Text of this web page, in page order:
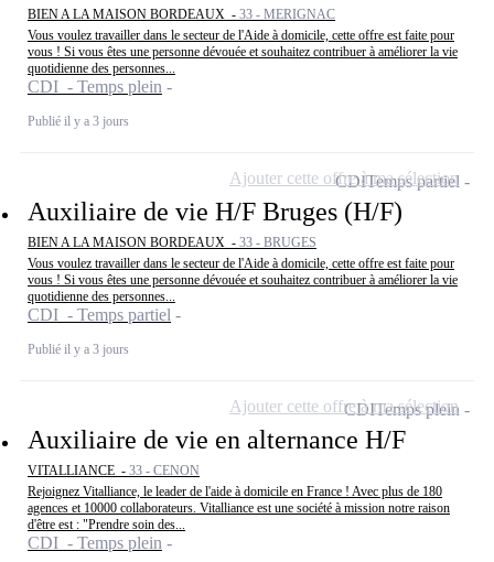
BIEN A LA MAISON BORDEAUX - 33 - MERIGNAC
Vous voulez travailler dans le secteur de l'Aide à domicile, cette offre est faite pour
vous ! Si vous êtes une personne dévouée et souhaitez contribuer à améliorer la vie
quotidienne des personnes...
CDI - Temps plein
Publié il y a 3 jours
Auxiliaire de vie H/F Bruges (H/F)
BIEN A LA MAISON BORDEAUX - 33 - BRUGES
Vous voulez travailler dans le secteur de l'Aide à domicile, cette offre est faite pour
vous ! Si vous êtes une personne dévouée et souhaitez contribuer à améliorer la vie
quotidienne des personnes...
CDI - Temps partiel
Publié il y a 3 jours
CDITemps partiel
Ajouter cette offre à ma sélection
Auxiliaire de vie en alternance H/F
VITALLIANCE - 33 - CENON
Rejoignez Vitalliance, le leader de l'aide à domicile en France ! Avec plus de 180
agences et 10000 collaborateurs. Vitalliance est une société à mission notre raison
d'être est : "Prendre soin des...
CDI - Temps plein
CDITemps plein
Ajouter cette offre à ma sélection